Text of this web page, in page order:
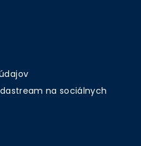
na sociálnych